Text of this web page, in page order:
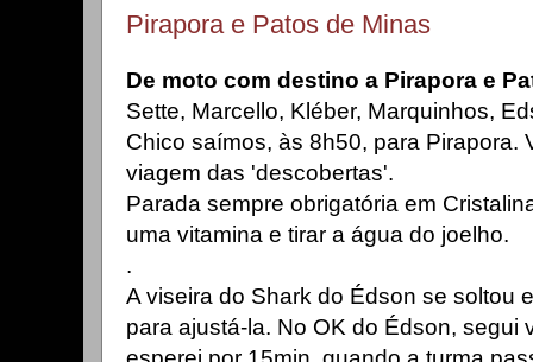
Pirapora e Patos de Minas
De moto com destino a Pirapora e
Sette, Marcello, Kléber, Marquinhos,
Chico saímos, às 8h50, para Pirapora.
viagem das 'descobertas'.
Parada sempre obrigatória em
uma vitamina e tirar a água do joelho.
.
A viseira do Shark do Édson se soltou
para ajustá-la. No OK do Édson, segui